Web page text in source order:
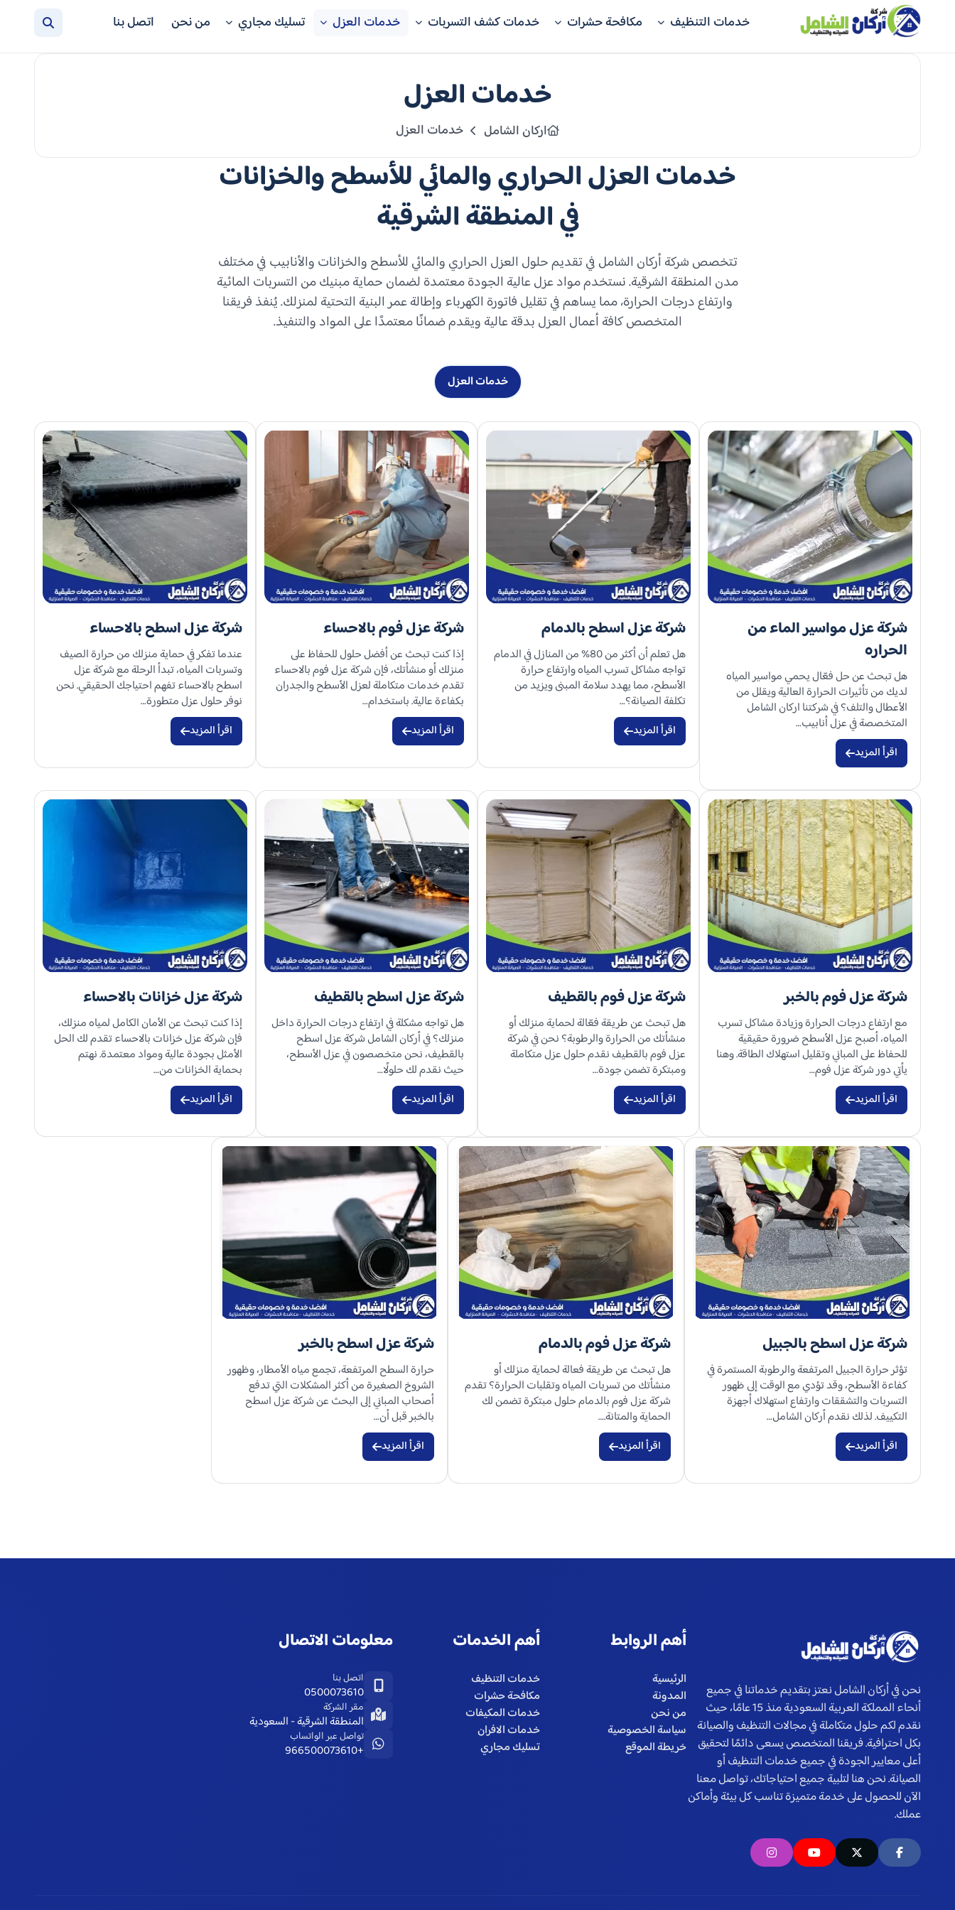
خدمات التنظيف مكافحة حشرات خدمات كشف التسربات خدمات العزل تسليك مجاري من نحن اتصل بنا
خدمات العزل
اركان الشامل خدمات العزل
خدمات العزل الحراري والمائي للأسطح والخزانات
في المنطقة الشرقية
تتخصص شركة أركان الشامل في تقديم حلول العزل الحراري والمائي للأسطح والخزانات والأنابيب في مختلف
مدن المنطقة الشرقية. نستخدم مواد عزل عالية الجودة معتمدة لضمان حماية مبنيك من التسربات المائية
وارتفاع درجات الحرارة، مما يساهم في تقليل فاتورة الكهرباء وإطالة عمر البنية التحتية لمنزلك. يُنفذ فريقنا
المتخصص كافة أعمال العزل بدقة عالية ويقدم ضمانًا معتمدًا على المواد والتنفيذ.
خدمات العزل
شركة عزل مواسير الماء من
الحراره​
هل تبحث عن حل فعّال يحمي مواسير المياه
لديك من تأثيرات الحرارة العالية ويقلل من
الأعطال والتلف؟ في شركتنا اركان الشامل
المتخصصة في عزل أنابيب…
اقرأ المزيد
شركة عزل اسطح بالدمام
هل تعلم أن أكثر من 80% من المنازل في الدمام
تواجه مشاكل تسرب المياه وارتفاع حرارة
الأسطح، مما يهدد سلامة المبنى ويزيد من
تكلفة الصيانة؟…
اقرأ المزيد
شركة عزل فوم بالاحساء
إذا كنت تبحث عن أفضل حلول للحفاظ على
منزلك أو منشأتك، فإن شركة عزل فوم بالاحساء
تقدم خدمات متكاملة لعزل الأسطح والجدران
بكفاءة عالية. باستخدام…
اقرأ المزيد
شركة عزل اسطح بالاحساء
عندما تفكر في حماية منزلك من حرارة الصيف
وتسربات المياه، تبدأ الرحلة مع شركة عزل
اسطح بالاحساء تفهم احتياجك الحقيقي. نحن
نوفر حلول عزل متطورة…
اقرأ المزيد
شركة عزل فوم بالخبر
مع ارتفاع درجات الحرارة وزيادة مشاكل تسرب
المياه، أصبح عزل الأسطح ضرورة حقيقية
للحفاظ على المباني وتقليل استهلاك الطاقة. وهنا
يأتي دور شركة عزل فوم…
اقرأ المزيد
شركة عزل فوم بالقطيف
هل تبحث عن طريقة فعّالة لحماية منزلك أو
منشأتك من الحرارة والرطوبة؟ نحن في شركة
عزل فوم بالقطيف نقدم حلول عزل متكاملة
ومبتكرة تضمن جودة…
اقرأ المزيد
شركة عزل اسطح بالقطيف
هل تواجه مشكلة في ارتفاع درجات الحرارة داخل
منزلك؟ في أركان الشامل شركة عزل اسطح
بالقطيف، نحن متخصصون في عزل الأسطح،
حيث نقدم لك حلولًا…
اقرأ المزيد
شركة عزل خزانات بالاحساء
إذا كنت تبحث عن الأمان الكامل لمياه منزلك،
فإن شركة عزل خزانات بالاحساء تقدم لك الحل
الأمثل بجودة عالية ومواد معتمدة. نهتم
بحماية الخزانات من…
اقرأ المزيد
شركة عزل اسطح بالجبيل
تؤثر حرارة الجبيل المرتفعة والرطوبة المستمرة في
كفاءة الأسطح، وقد تؤدي مع الوقت إلى ظهور
التسربات والتشققات وارتفاع استهلاك أجهزة
التكييف. لذلك نقدم أركان الشامل…
اقرأ المزيد
شركة عزل فوم بالدمام
هل تبحث عن طريقة فعالة لحماية منزلك أو
منشأتك من تسربات المياه وتقلبات الحرارة؟ تقدم
شركة عزل فوم بالدمام حلول مبتكرة تضمن لك
الحماية والمتانة.…
اقرأ المزيد
شركة عزل اسطح بالخبر
حرارة السطح المرتفعة، تجمع مياه الأمطار، وظهور
الشروخ الصغيرة من أكثر المشكلات التي تدفع
أصحاب المباني إلى البحث عن شركة عزل اسطح
بالخبر قبل أن…
اقرأ المزيد
نحن في أركان الشامل نعتز بتقديم خدماتنا في جميع
أنحاء المملكة العربية السعودية منذ 15 عامًا، حيث
نقدم لكم حلول متكاملة في مجالات التنظيف والصيانة
بكل احترافية. فريقنا المتخصص يسعى دائمًا لتحقيق
أعلى معايير الجودة في جميع خدمات التنظيف أو
الصيانة. نحن هنا لتلبية جميع احتياجاتك، تواصل معنا
الآن للحصول على خدمة متميزة تناسب كل بيئة وأماكن
عملك.
أهم الروابط
الرئيسية
المدونة
من نحن
سياسة الخصوصية
خريطة الموقع
أهم الخدمات
خدمات التنظيف
مكافحة حشرات
خدمات المكيفات
خدمات الافران
تسليك مجاري
معلومات الاتصال
اتصل بنا
0500073610
مقر الشركة
المنطقة الشرقية - السعودية
تواصل عبر الواتساب
+966500073610